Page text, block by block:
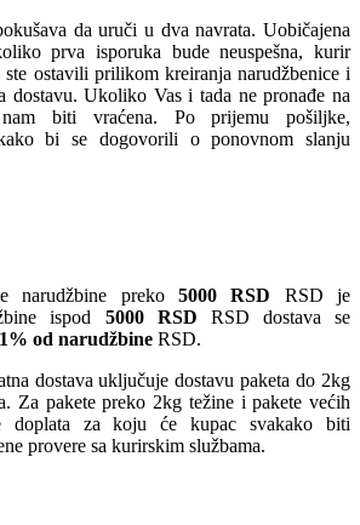
da uruči u dva navrata. Uobičajena
prva isporuka bude neuspešna, kurir
ostavili prilikom kreiranja narudžbenice i
dostavu. Ukoliko Vas i tada ne pronađe na
biti vraćena. Po prijemu pošiljke,
bi se dogovorili o ponovnom slanju
narudžbine preko 5000 RSD RSD je
ispod 5000 RSD RSD dostava se
od narudžbine RSD.
dostava uključuje dostavu paketa do 2kg
Za pakete preko 2kg težine i pakete većih
doplata za koju će kupac svakako biti
provere sa kurirskim službama.